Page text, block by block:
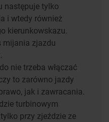
następuje tylko
i wtedy również
kierunkowskazu.
mijania zjazdu
nie trzeba włączać
to zarówno jazdy
jak i zawracania.
turbinowym
przy zjeździe ze